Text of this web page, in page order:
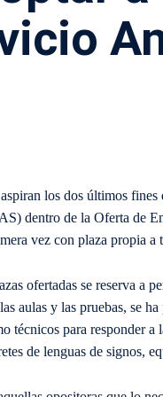
los dos últimos
dentro de la Oferta de
vez con plaza propia
ofertadas se reserva a
aulas y las pruebas, se
técnicos para responder
de lenguas de signos,